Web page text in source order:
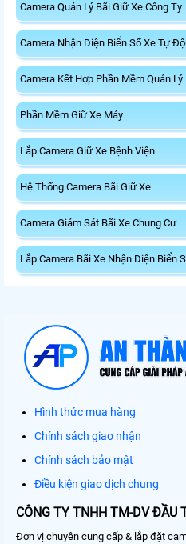
Camera Quản Lý Bãi Giữ Xe Công Ty
Camera Nhận Diện Biển Số Xe Tự
Camera Kết Hợp Phần Mềm Quản Lý
Phần Mềm Giữ Xe Máy
Lắp Camera Giữ Xe Bệnh Viện
Hệ Thống Camera Bãi Giữ Xe
Camera Giám Sát Bãi Xe Chung Cư
Lắp Camera Bãi Xe Nhận Diện Biển
Hình thức mua hàng
Chính sách giao nhận
Chính sách bảo mật
Điều kiện giao dịch chung
CÔNG TY TNHH TM-DV ĐẦU
Đơn vị chuyên cung cấp & lắp đặt